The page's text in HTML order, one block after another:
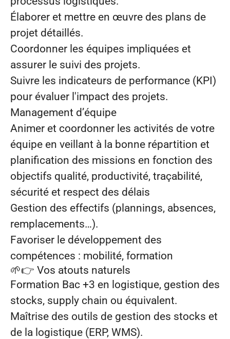
Élaborer et mettre en œuvre des plans de
projet détaillés.
Coordonner les équipes impliquées et
assurer le suivi des projets.
Suivre les indicateurs de performance (KPI)
pour évaluer l'impact des projets.
Management d’équipe
Animer et coordonner les activités de votre
équipe en veillant à la bonne répartition et
planification des missions en fonction des
objectifs qualité, productivité, traçabilité,
sécurité et respect des délais
Gestion des effectifs (plannings, absences,
remplacements…).
Favoriser le développement des
compétences : mobilité, formation
🌱👉 Vos atouts naturels
Formation Bac +3 en logistique, gestion des
stocks, supply chain ou équivalent.
Maîtrise des outils de gestion des stocks et
de la logistique (ERP, WMS).